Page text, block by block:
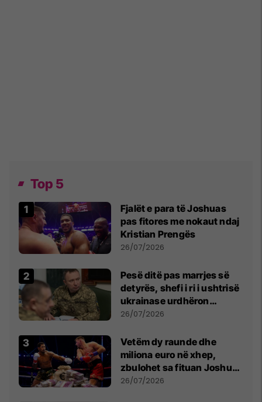
Top 5
Fjalët e para të Joshuas
pas fitores me nokaut ndaj
Kristian Prengës
26/07/2026
Pesë ditë pas marrjes së
detyrës, shefi i ri i ushtrisë
ukrainase urdhëron
kontroll të madh
26/07/2026
Vetëm dy raunde dhe
miliona euro në xhep,
zbulohet sa fituan Joshua
e Prenga
26/07/2026